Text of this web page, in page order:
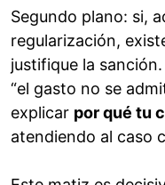
Segundo plano: si,
regularización,
justifique la
“el gasto no se
explicar por qué tu
atendiendo al caso